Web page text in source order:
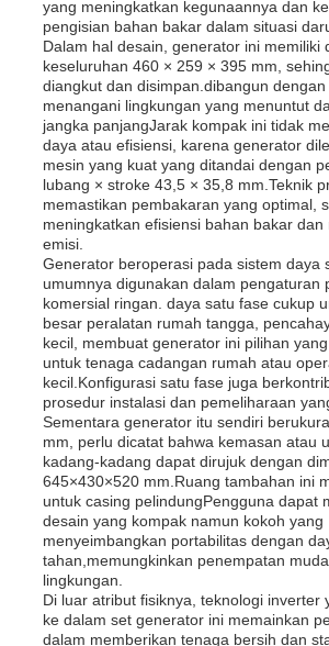
Tentang kita
Wisata pabrik
Kontrol kualitas
Hubungi kami
Berita
Semua Kasus
Quote request suatu
genset diesel
set generator bensin
yang meningkatkan kegunaannya dan
pengisian bahan bakar dalam situasi
Dalam hal desain, generator ini memiliki
keseluruhan 460 × 259 × 395 mm,
diangkut dan disimpan.dibangun
menangani lingkungan yang menuntut
jangka panjangJarak kompak ini tidak
daya atau efisiensi, karena generator
mesin yang kuat yang ditandai dengan
lubang × stroke 43,5 × 35,8 mm.Teknik
memastikan pembakaran yang optimal,
meningkatkan efisiensi bahan bakar dan
emisi.
Generator beroperasi pada sistem daya
umumnya digunakan dalam pengaturan
komersial ringan. daya satu fase cukup
besar peralatan rumah tangga,
kecil, membuat generator ini pilihan
untuk tenaga cadangan rumah atau
kecil.Konfigurasi satu fase juga
prosedur instalasi dan pemeliharaan
Sementara generator itu sendiri
mm, perlu dicatat bahwa kemasan atau
kadang-kadang dapat dirujuk dengan
645×430×520 mm.Ruang tambahan ini
untuk casing pelindungPengguna dapat
desain yang kompak namun kokoh yang
menyeimbangkan portabilitas dengan
tahan,memungkinkan penempatan
lingkungan.
Di luar atribut fisiknya, teknologi inverter
ke dalam set generator ini memainkan
dalam memberikan tenaga bersih dan